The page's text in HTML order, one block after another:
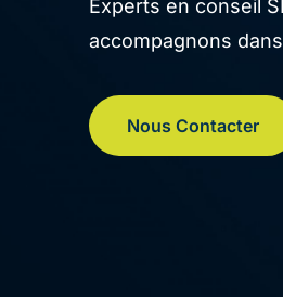
Experts en conseil
accompagnons
Nous Contacter